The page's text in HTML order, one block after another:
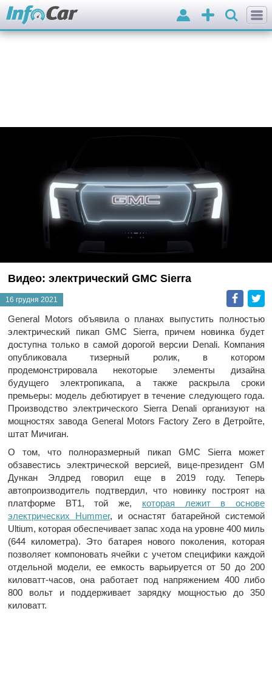
Додати
оголошення
Вхід
Видео: электрический GMC Sierra
16 грудня 2021
General Motors объявила о планах выпустить полностью
электрический пикап GMC Sierra, причем новинка будет
доступна только в самой дорогой версии Denali. Компания
опубликовала тизерный ролик, в котором
продемонстрировала некоторые элементы дизайна
будущего электропикапа, а также раскрыла сроки
премьеры: модель дебютирует в течение следующего года.
Производство электрического Sierra Denali организуют на
мощностях завода General Motors Factory Zero в Детройте,
штат Мичиган.
О том, что полноразмерный пикап GMC Sierra может
обзавестись электрической версией, вице-президент GM
Дункан Элдред говорил еще в 2019 году. Теперь
автопроизводитель подтвердил, что новинку построят на
платформе BT1, той же, которая лежит в основе
электрических Hummer, и оснастят батарейной системой
Ultium, которая обеспечивает запас хода на уровне 400 миль
(644 километра). Это батарея нового поколения, которая
позволяет компоновать ячейки с учетом специфики каждой
отдельной модели, ее емкость варьируется от 50 до 200
киловатт-часов, она работает под напряжением 400 либо
800 вольт и поддерживает зарядку мощностью до 350
киловатт.